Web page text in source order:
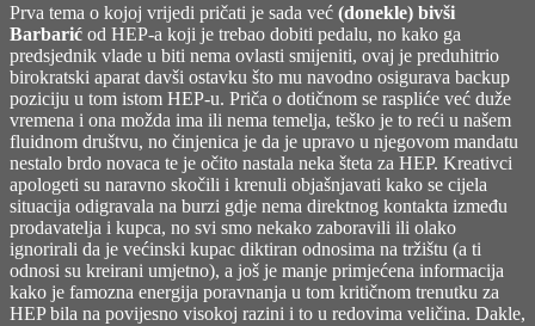
Prva tema o kojoj vrijedi pričati je sada već (donekle) bivši
Barbarić od HEP-a koji je trebao dobiti pedalu, no kako ga
predsjednik vlade u biti nema ovlasti smijeniti, ovaj je preduhitrio
birokratski aparat davši ostavku što mu navodno osigurava backup
poziciju u tom istom HEP-u. Priča o dotičnom se raspliće već duže
vremena i ona možda ima ili nema temelja, teško je to reći u našem
fluidnom društvu, no činjenica je da je upravo u njegovom mandatu
nestalo brdo novaca te je očito nastala neka šteta za HEP. Kreativci
apologeti su naravno skočili i krenuli objašnjavati kako se cijela
situacija odigravala na burzi gdje nema direktnog kontakta između
prodavatelja i kupca, no svi smo nekako zaboravili ili olako
ignorirali da je većinski kupac diktiran odnosima na tržištu (a ti
odnosi su kreirani umjetno), a još je manje primjećena informacija
kako je famozna energija poravnanja u tom kritičnom trenutku za
HEP bila na povijesno visokoj razini i to u redovima veličina. Dakle,